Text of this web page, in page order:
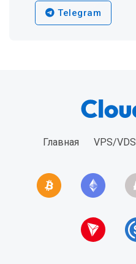
Telegram
Главная VPS/VDS